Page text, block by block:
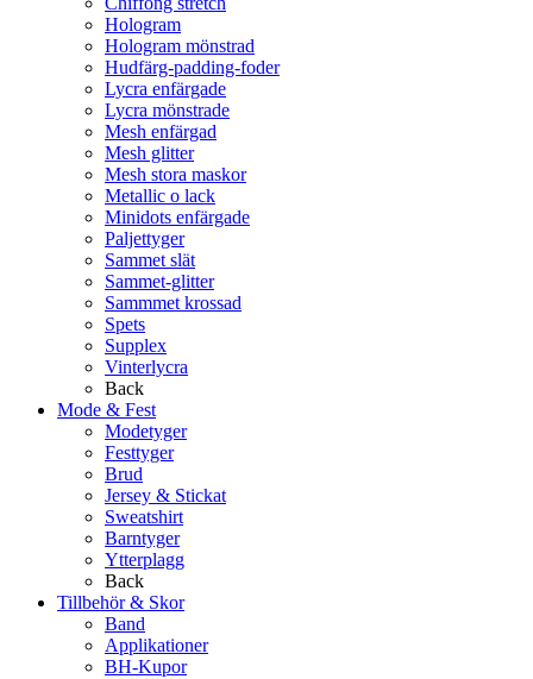
Hologram
Hologram mönstrad
Hudfärg-padding-foder
Lycra enfärgade
Lycra mönstrade
Mesh enfärgad
Mesh glitter
Mesh stora maskor
Metallic o lack
Minidots enfärgade
Paljettyger
Sammet slät
Sammet-glitter
Sammmet krossad
Spets
Supplex
Vinterlycra
Back
Mode & Fest
Modetyger
Festtyger
Brud
Jersey & Stickat
Sweatshirt
Barntyger
Ytterplagg
Back
Tillbehör & Skor
Band
Applikationer
BH-Kupor